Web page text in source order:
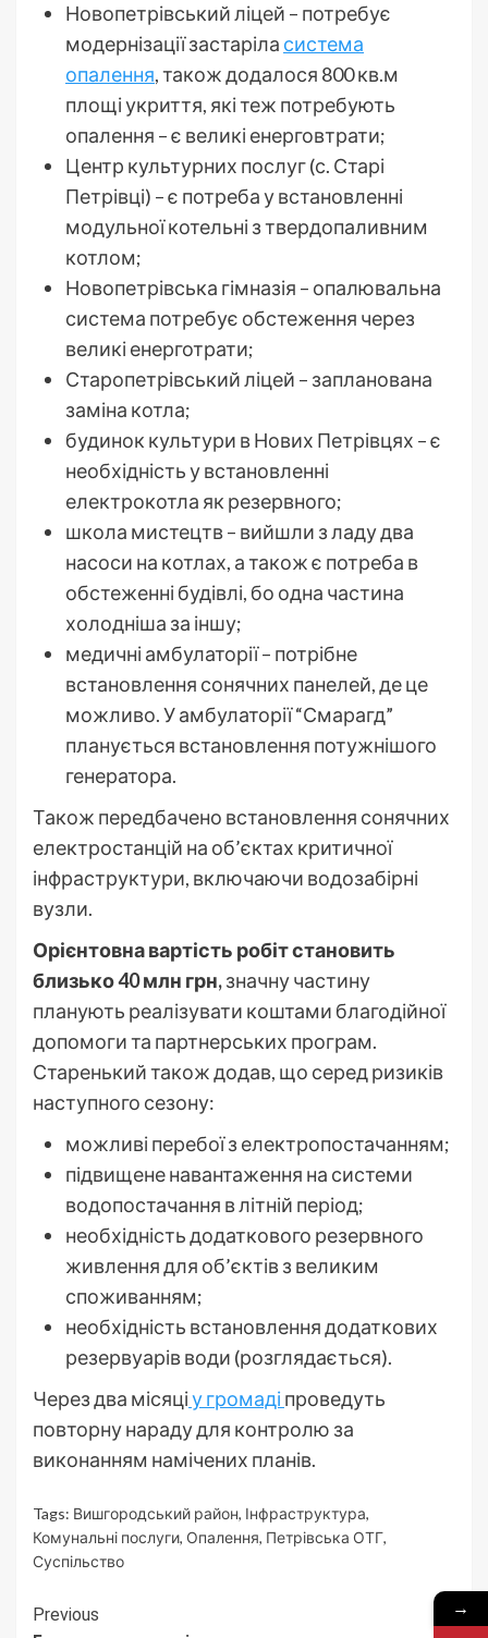
Новопетрівський ліцей – потребує
модернізації застаріла система
опалення, також додалося 800 кв.м
площі укриття, які теж потребують
опалення – є великі енерговтрати;
Центр культурних послуг (с. Старі
Петрівці) – є потреба у встановленні
модульної котельні з твердопаливним
котлом;
Новопетрівська гімназія – опалювальна
система потребує обстеження через
великі енерготрати;
Старопетрівський ліцей – запланована
заміна котла;
будинок культури в Нових Петрівцях – є
необхідність у встановленні
електрокотла як резервного;
школа мистецтв – вийшли з ладу два
насоси на котлах, а також є потреба в
обстеженні будівлі, бо одна частина
холодніша за іншу;
медичні амбулаторії – потрібне
встановлення сонячних панелей, де це
можливо. У амбулаторії “Смарагд”
планується встановлення потужнішого
генератора.
Також передбачено встановлення сонячних
електростанцій на об’єктах критичної
інфраструктури, включаючи водозабірні
вузли.
Орієнтовна вартість робіт становить
близько 40 млн грн,значну частину
планують реалізувати коштами благодійної
допомоги та партнерських програм.
Старенький також додав, що серед ризиків
наступного сезону:
можливі перебої з електропостачанням;
підвищене навантаження на системи
водопостачання в літній період;
необхідність додаткового резервного
живлення для об’єктів з великим
споживанням;
необхідність встановлення додаткових
резервуарів води (розглядається).
Через два місяціу громадіпроведуть
повторну нараду для контролю за
виконанням намічених планів.
Tags: Вишгородський район, Інфраструктура,
Комунальні послуги, Опалення, Петрівська ОТГ,
Суспільство
Continue
Previous
→